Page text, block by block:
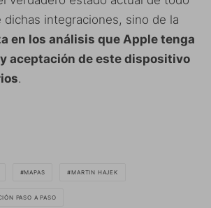
integraciones, sino de la
en los análisis que Apple tenga
aceptación de este dispositivo
.
MAPAS MARTIN HAJEK
PASO A PASO